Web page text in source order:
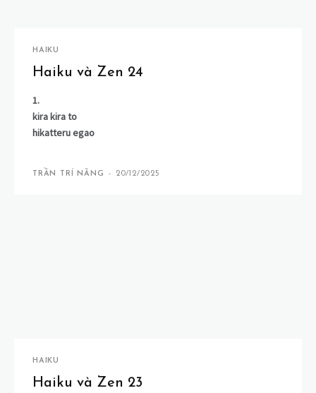
HAIKU
Haiku và Zen 24
1.
kira kira to
hikatteru egao
TRẦN TRÍ NĂNG - 20/12/2025
HAIKU
Haiku và Zen 23